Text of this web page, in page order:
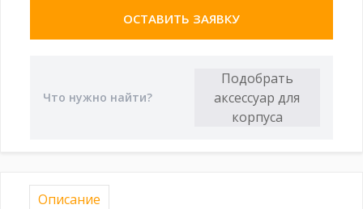
ОСТАВИТЬ ЗАЯВКУ
Описание